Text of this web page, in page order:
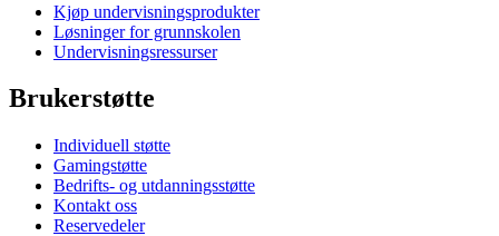
Kjøp undervisningsprodukter
Løsninger for grunnskolen
Undervisningsressurser
Brukerstøtte
Individuell støtte
Gamingstøtte
Bedrifts- og utdanningsstøtte
Kontakt oss
Reservedeler